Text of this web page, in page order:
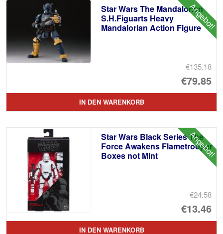
Angebot!
Star Wars The Mandalorian
S.H.Figuarts Heavy
Mandalorian Action Figure
€135.18
€79.85
IN DEN WARENKORB
Angebot!
Star Wars Black Series The
Force Awakens Flametrooper
Boxes not Mint
€24.58
€13.46
IN DEN WARENKORB